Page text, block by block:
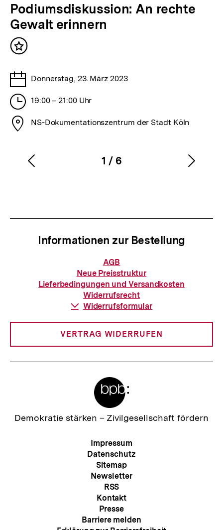
veranstaltet
von
der
bpb
Podiumsdiskussion: An rechte
Gewalt erinnern
Inhalt
Tage
Donnerstag, 23. März 2023
Stunden
19:00 – 21:00 Uhr
Stadt
NS-Dokumentationszentrum der Stadt Köln
Karussellinhalt
1
von
/ 6
Vorherigen
Informationen zur Bestellung
Informationen
zur
Bestellung
AGB
Neue Preisstruktur
Lieferbedingungen und Versandkosten
Widerrufsrecht
Download-
Widerrufsformular
VERTRAG WIDERRUFEN
Zur
Demokratie stärken – Zivilgesellschaft fördern
Meta-
Navigation
Impressum
Datenschutz
Sitemap
Newsletter
RSS
Kontakt
Presse
Barriere melden